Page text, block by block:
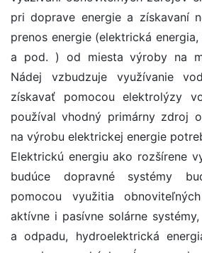
pri doprave energie a získavaní
prenos energie (elektrická
a pod. ) od miesta výroby na
Nádej vzbudzuje využívanie
získavať pomocou elektrolýzy
používal vhodný primárny zdroj
na výrobu elektrickej energie
Elektrickú energiu ako rozšírene
budúce dopravné systémy
pomocou využitia
aktívne i pasívne solárne
a odpadu, hydroelektrická